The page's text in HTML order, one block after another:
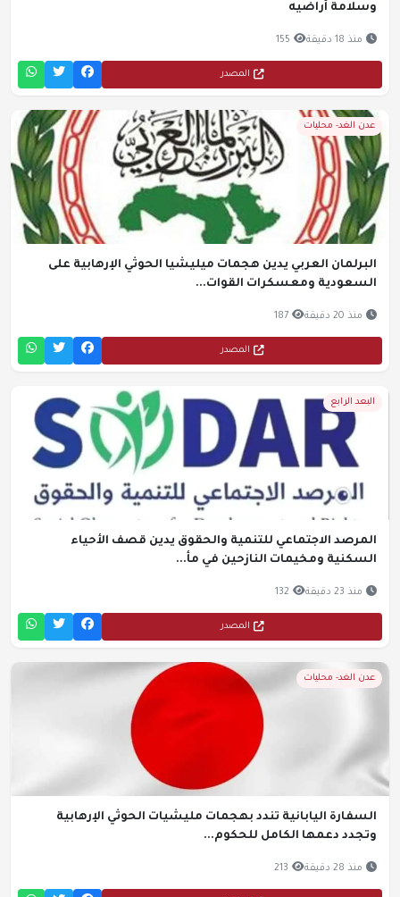
وسلامة أراضيه
منذ 18 دقيقة 155
المصدر
عدن الغد- محليات
البرلمان العربي يدين هجمات ميليشيا الحوثي الإرهابية على
السعودية ومعسكرات القوات...
منذ 20 دقيقة 187
المصدر
البعد الرابع
المرصد الاجتماعي للتنمية والحقوق يدين قصف الأحياء
السكنية ومخيمات النازحين في مأ...
منذ 23 دقيقة 132
المصدر
عدن الغد- محليات
السفارة اليابانية تندد بهجمات مليشيات الحوثي الإرهابية
وتجدد دعمها الكامل للحكوم...
منذ 28 دقيقة 213